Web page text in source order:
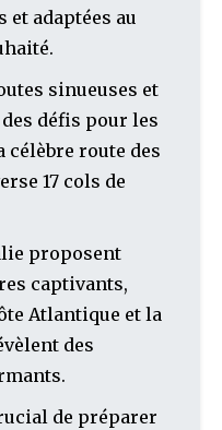
et adaptées au
sinueuses et
défis pour les
célèbre route des
17 cols de
proposent
captivants,
Atlantique et la
des
de préparer